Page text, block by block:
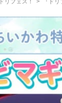
ドリフェス！ > 『ドリ